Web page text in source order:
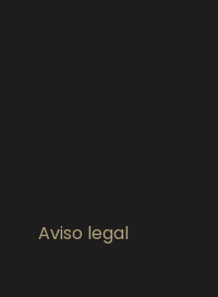
Aviso legal